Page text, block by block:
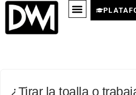
¿Tirar la toalla o